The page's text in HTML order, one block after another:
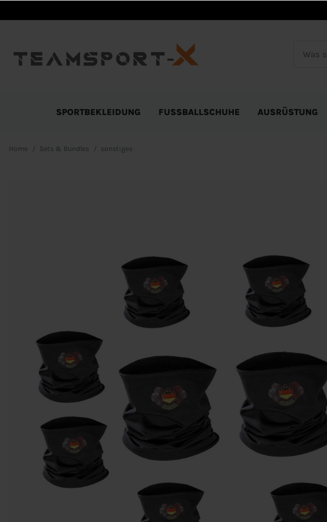
SPORTBEKLEIDUNG FUSSBALLSCHUHE AUSRÜSTUNG
Home Sets & Bundles sonstiges